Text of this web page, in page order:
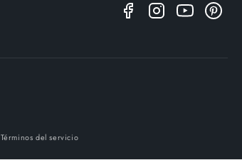
Términos del servicio